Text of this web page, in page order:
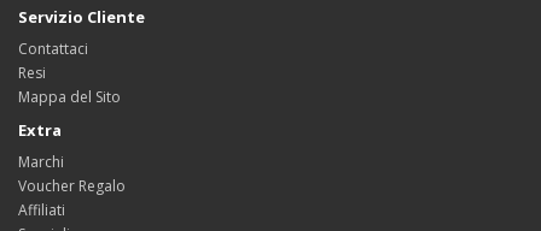
Servizio Cliente
Contattaci
Resi
Mappa del Sito
Extra
Marchi
Voucher Regalo
Affiliati